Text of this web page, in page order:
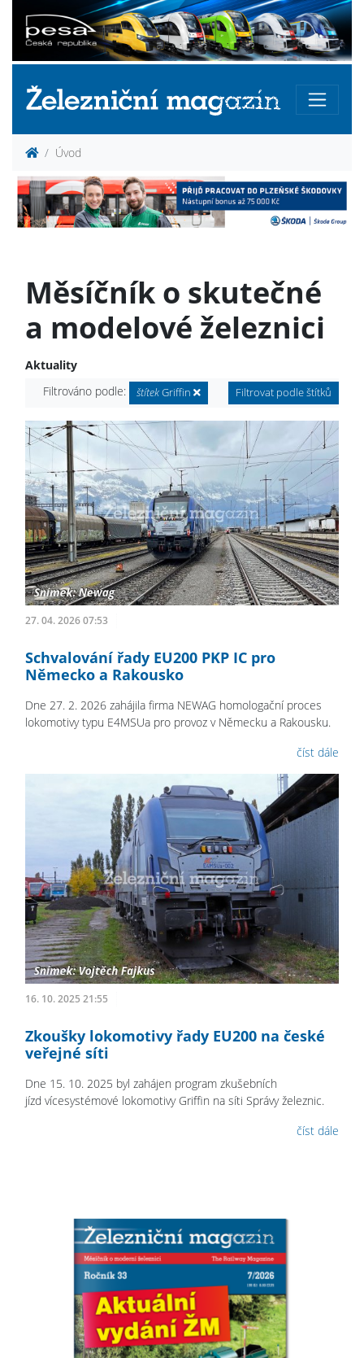
Úvod
Měsíčník o skutečné
a modelové železnici
Aktuality
Filtrováno podle:
štítekGriffin Filtrovat podle štítků
27. 04. 2026 07:53
Schvalování řady EU200 PKP IC pro
Německo a Rakousko
Dne 27. 2. 2026 zahájila firma NEWAG homologační proces
lokomotivy typu E4MSUa pro provoz v Německu a Rakousku.
číst dále
16. 10. 2025 21:55
Zkoušky lokomotivy řady EU200 na české
veřejné síti
Dne 15. 10. 2025 byl zahájen program zkušebních
jízd vícesystémové lokomotivy Griffin na síti Správy železnic.
číst dále